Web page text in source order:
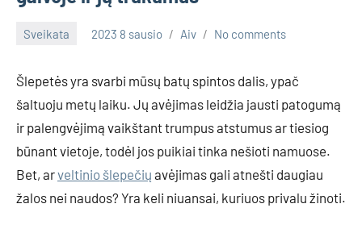
Sveikata 2023 8 sausio Aiv No comments
Šlepetės yra svarbi mūsų batų spintos dalis, ypač
šaltuoju metų laiku. Jų avėjimas leidžia jausti patogumą
ir palengvėjimą vaikštant trumpus atstumus ar tiesiog
būnant vietoje, todėl jos puikiai tinka nešioti namuose.
Bet, arveltinio šlepečių avėjimas gali atnešti daugiau
žalos nei naudos? Yra keli niuansai, kuriuos privalu žinoti.